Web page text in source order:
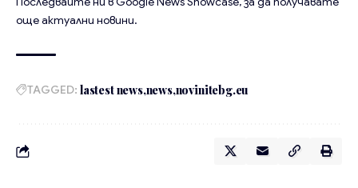
още актуални новини.
TAGGED: lastest news news novinitebg.eu